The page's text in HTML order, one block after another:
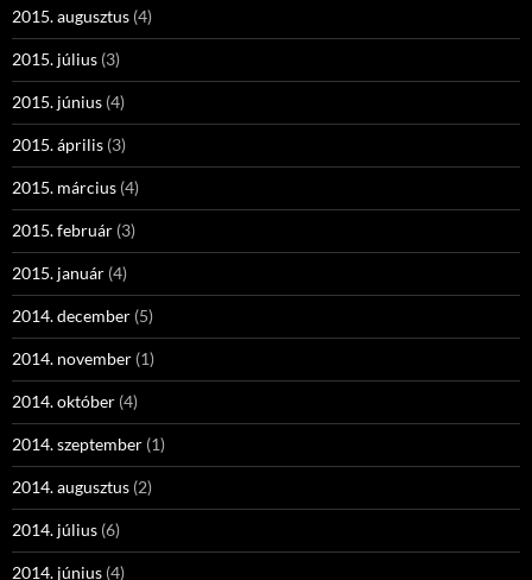
2015. augusztus (4)
2015. július (3)
2015. június (4)
2015. április (3)
2015. március (4)
2015. február (3)
2015. január (4)
2014. december (5)
2014. november (1)
2014. október (4)
2014. szeptember (1)
2014. augusztus (2)
2014. július (6)
2014. június (4)